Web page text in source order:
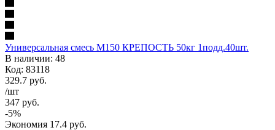
Универсальная смесь М150 КРЕПОСТЬ 50кг 1подд.40шт.
В наличии: 48
Код: 83118
329.7 руб.
/шт
347 руб.
-5%
Экономия 17.4 руб.